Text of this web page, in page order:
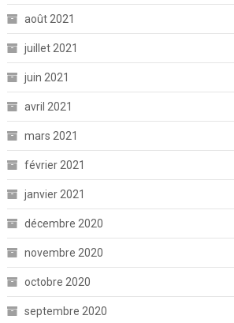
août 2021
juillet 2021
juin 2021
avril 2021
mars 2021
février 2021
janvier 2021
décembre 2020
novembre 2020
octobre 2020
septembre 2020